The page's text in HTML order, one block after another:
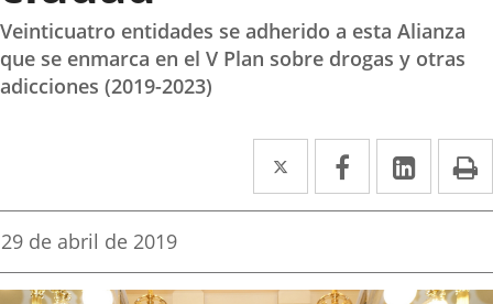
Veinticuatro entidades se adherido a esta Alianza
que se enmarca en el V Plan sobre drogas y otras
adicciones (2019-2023)
Twitter
Enlace
a
aplicación
Facebook
Enlace
a
aplicación
Enlace
a
Fecha
la
29 de abril de 2019